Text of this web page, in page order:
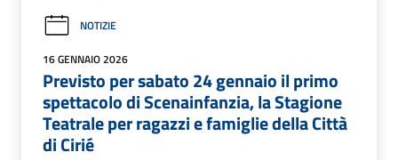
NOTIZIE
16 GENNAIO 2026
Previsto per sabato 24 gennaio il primo
spettacolo di Scenainfanzia, la Stagione
Teatrale per ragazzi e famiglie della Città
di Cirié